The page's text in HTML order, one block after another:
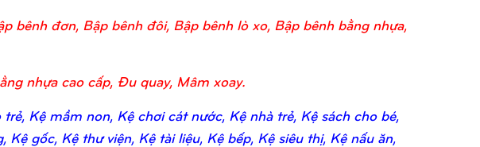
bênh đơn, Bập bênh đôi, Bập bênh lò xo, Bập bênh bằng nhựa,
nhựa cao cấp, Đu quay, Mâm xoay.
Kệ mầm non, Kệ chơi cát nước, Kệ nhà trẻ, Kệ sách cho bé,
Kệ gốc, Kệ thư viện, Kệ tài liệu, Kệ bếp, Kệ siêu thị, Kệ nấu ăn,